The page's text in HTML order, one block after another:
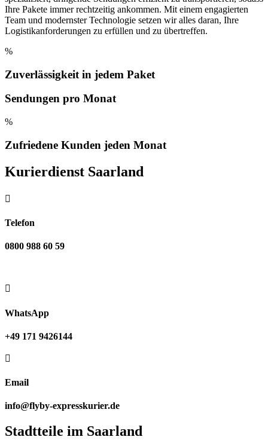
Ihre Pakete immer rechtzeitig ankommen. Mit einem engagierten
Team und modernster Technologie setzen wir alles daran, Ihre
Logistikanforderungen zu erfüllen und zu übertreffen.
%
Zuverlässigkeit in jedem Paket
Sendungen pro Monat
%
Zufriedene Kunden jeden Monat
Kurierdienst Saarland

Telefon
0800 988 60 59

WhatsApp
+49 171 9426144

Email
info@flyby-expresskurier.de
Stadtteile im Saarland